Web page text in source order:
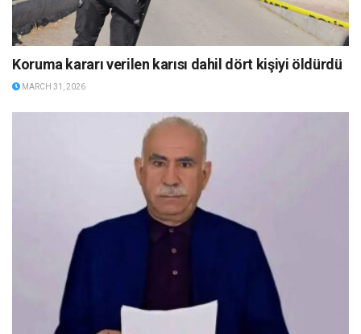
Koruma kararı verilen karısı dahil dört kişiyi öldürdü
MARCH 31, 2026